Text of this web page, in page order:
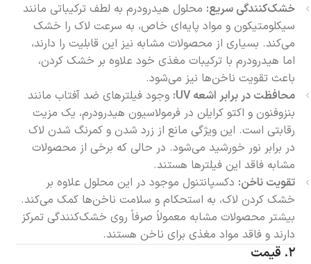
خشک‌کنندگی سریع: محلول هیدرودرم به لطف ترکیباتی مانند
سیکلومتیکون و مواد پایه‌ای خاص، به سرعت لاک را خشک
می‌کند. بسیاری از محصولات مشابه نیز این قابلیت را دارند،
اما هیدرودرم با ترکیبات مغذی خود علاوه بر خشک کردن،
باعث تقویت ناخن‌ها نیز می‌شود.
محافظت در برابر اشعه UV:
وجود فیلترهای ضد آفتاب مانند
بنزوفنون و اکتو کرایلن در فرمولاسیون هیدرودرم، یک مزیت
رقابتی است. این ویژگی مانع از زرد شدن و کمرنگ شدن لاک
در برابر نور خورشید می‌شود. در حالی که برخی از محصولات
مشابه فاقد این فیلترها هستند.
تقویت ناخن: دکسپانتنول موجود در این محلول علاوه بر
خشک کردن لاک، به استحکام و سلامت ناخن‌ها کمک می‌کند.
بیشتر محصولات مشابه معمولاً صرفاً روی خشک‌کنندگی تمرکز
دارند و فاقد مواد مغذی برای ناخن هستند.
۲. قیمت